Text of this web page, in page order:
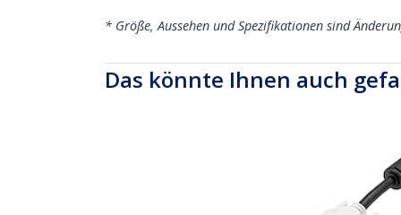
* Größe, Aussehen und Spezifikationen sind
Das könnte Ihnen auch